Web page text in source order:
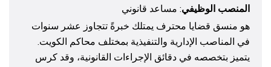
المنصب الوظيفي: مساعد قانوني
هو منسق قضايا محترف يمتلك خبرةً تتجاوز عشر سنوات
في المناصب الإدارية والتنفيذية بمختلف محاكم الكويت.
يتميز بتخصصه في دقائق الإجراءات القانونية، وقد كرس